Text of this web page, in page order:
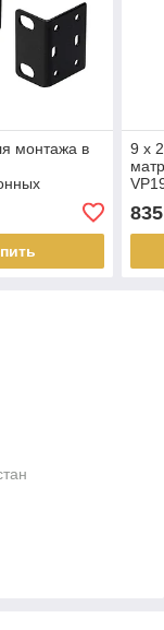
монтажа в
2X-043G
9 x